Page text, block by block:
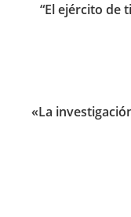
“El ejército de
«La